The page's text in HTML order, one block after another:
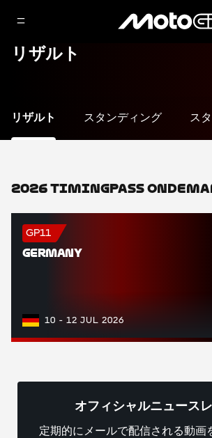
リザルト
リザルト スタンディング ス
2026 TimingPass
GP11
GERMANY
10 - 12 JUL 2026
オフィシャルニュース
定期的にメールで配信される動画